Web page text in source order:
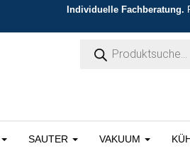
Individuelle Fachberatung.
SAUTER VAKUUM